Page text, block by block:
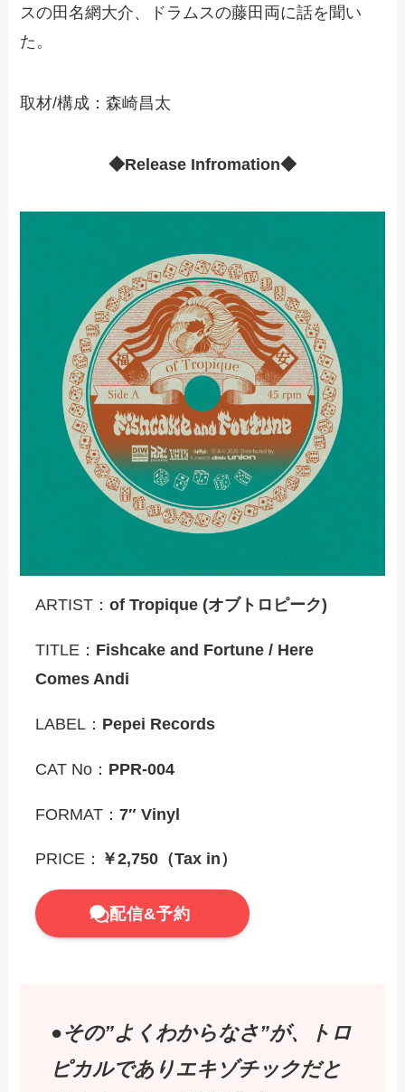
スの田名網大介、ドラムスの藤田両に話を聞い
た。
取材/構成：森崎昌太
◆Release Infromation◆
ARTIST： of Tropique (オブトロピーク)
TITLE： Fishcake and Fortune / Here
Comes Andi
LABEL： Pepei Records
CAT No： PPR-004
FORMAT： 7″ Vinyl
PRICE： ￥2,750（Tax in）
配信&予約
●その”よくわからなさ”が、トロ
ピカルでありエキゾチックだと